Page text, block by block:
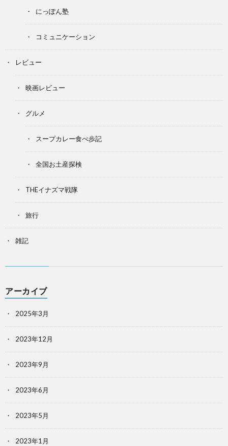
にっぽん塾
コミュニケーション
レビュー
映画レビュー
グルメ
スープカレー食べ歩記
全国お土産探検
THEイナズマ戦隊
旅行
雑記
アーカイブ
2025年3月
2023年12月
2023年9月
2023年6月
2023年5月
2023年1月